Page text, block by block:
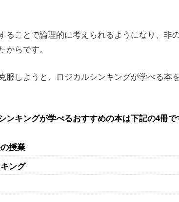
ることで論理的に考えられるようになり、非
らです。
服しようと、ロジカルシンキングが学べる本
キングが学べるおすすめの本は下記の4冊で
授業
ング